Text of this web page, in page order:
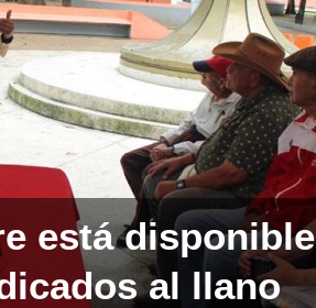
está disponible
al llano